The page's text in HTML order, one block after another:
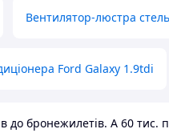
Вентилятор-люстра
Ford Galaxy 1.9tdi
бронежилетів. А 60 тис.